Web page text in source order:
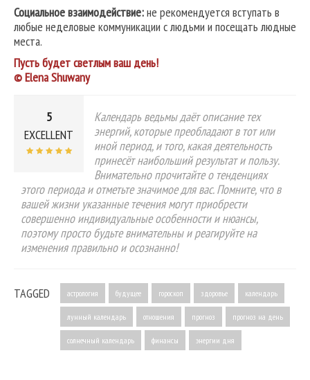
Социальное взаимодействие:не рекомендуется вступать в
любые неделовые коммуникации с людьми и посещать людные
места.
Пусть будет светлым ваш день!
© ElenaShuwany
5
EXCELLENT
Календарь ведьмы даёт описание тех
энергий, которые преобладают в тот или
иной период, и того, какая деятельность
принесёт наибольший результат и пользу.
Внимательно прочитайте о тенденциях
этого периода и отметьте значимое для вас. Помните, что в
вашей жизни указанные течения могут приобрести
совершенно индивидуальные особенности и нюансы,
поэтому просто будьте внимательны и реагируйте на
изменения правильно и осознанно!
TAGGED астрология будущее гороскоп здоровье календарь
лунный календарь отношения прогноз прогноз на день
солнечный календарь финансы энергии дня